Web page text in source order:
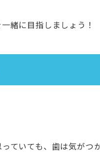
緒に目指しましょう！
ていても、歯は気がつ